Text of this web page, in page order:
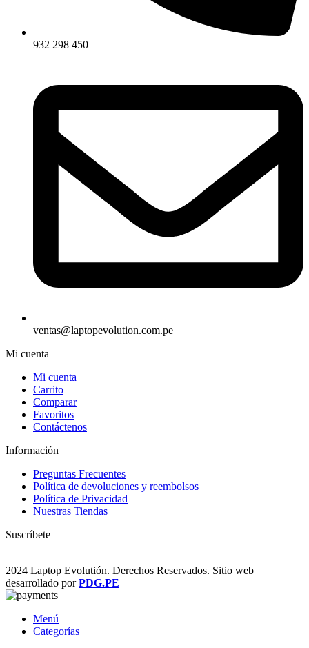
932 298 450
ventas@laptopevolution.com.pe
Mi cuenta
Mi cuenta
Carrito
Comparar
Favoritos
Contáctenos
Información
Preguntas Frecuentes
Política de devoluciones y reembolsos
Política de Privacidad
Nuestras Tiendas
Suscríbete
2024 Laptop Evolutión. Derechos Reservados. Sitio web
desarrollado porPDG.PE
Menú
Categorías